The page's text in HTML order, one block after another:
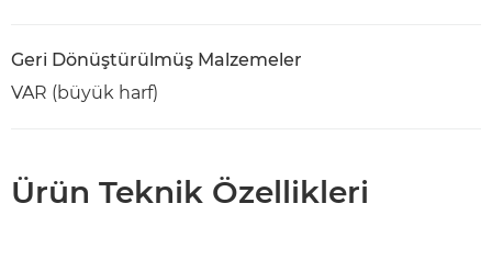
Geri Dönüştürülmüş Malzemeler
VAR (büyük harf)
Ürün Teknik Özellikleri